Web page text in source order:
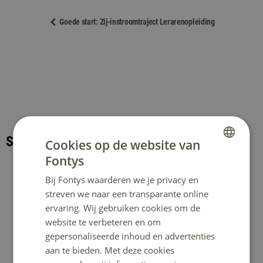
Goede start: Zij-instroomtraject Lerarenopleiding
Studentbegeleiding
Studentbegeleiding
Begeleiding en ondersteuning
Bij Fontys kijken we graag samen met jou wat je
nodig hebt om zo succesvol mogelijk te kunnen
Studeren met een functionele
Cookies op de website van
Fontys
Bij Fontys waarderen we je privacy en
streven we naar een transparante online
ervaring. Wij gebruiken cookies om de
website te verbeteren en om
gepersonaliseerde inhoud en advertenties
aan te bieden. Met deze cookies